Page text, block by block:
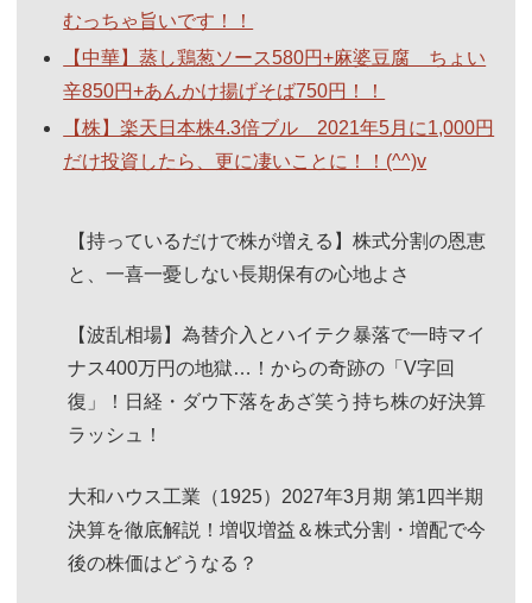
むっちゃ旨いです！！
【中華】蒸し鶏葱ソース580円+麻婆豆腐 ちょい
辛850円+あんかけ揚げそば750円！！
【株】楽天日本株4.3倍ブル 2021年5月に1,000円
だけ投資したら、更に凄いことに！！(^^)v
【持っているだけで株が増える】株式分割の恩恵
と、一喜一憂しない長期保有の心地よさ
【波乱相場】為替介入とハイテク暴落で一時マイ
ナス400万円の地獄…！からの奇跡の「V字回
復」！日経・ダウ下落をあざ笑う持ち株の好決算
ラッシュ！
大和ハウス工業（1925）2027年3月期 第1四半期
決算を徹底解説！増収増益＆株式分割・増配で今
後の株価はどうなる？